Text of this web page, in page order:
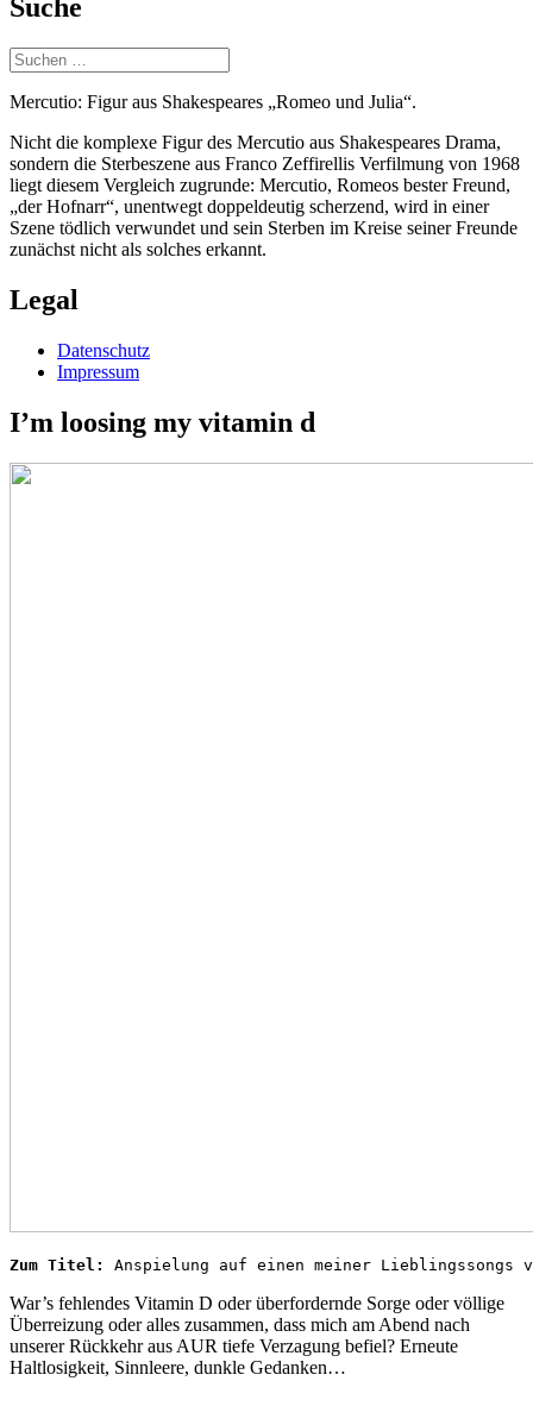
Suche
Suchen
nach:
Mercutio: Figur aus Shakespeares „Romeo und Julia“.
Nicht die komplexe Figur des Mercutio aus Shakespeares Drama,
sondern die Sterbeszene aus Franco Zeffirellis Verfilmung von 1968
liegt diesem Vergleich zugrunde: Mercutio, Romeos bester Freund,
„der Hofnarr“, unentwegt doppeldeutig scherzend, wird in einer
Szene tödlich verwundet und sein Sterben im Kreise seiner Freunde
zunächst nicht als solches erkannt.
Legal
Datenschutz
Impressum
I’m loosing my vitamin d
Zum Titel: Anspielung auf einen meiner Lieblingssongs
War’s fehlendes Vitamin D oder überfordernde Sorge oder völlige
Überreizung oder alles zusammen, dass mich am Abend nach
unserer Rückkehr aus AUR tiefe Verzagung befiel? Erneute
Haltlosigkeit, Sinnleere, dunkle Gedanken…